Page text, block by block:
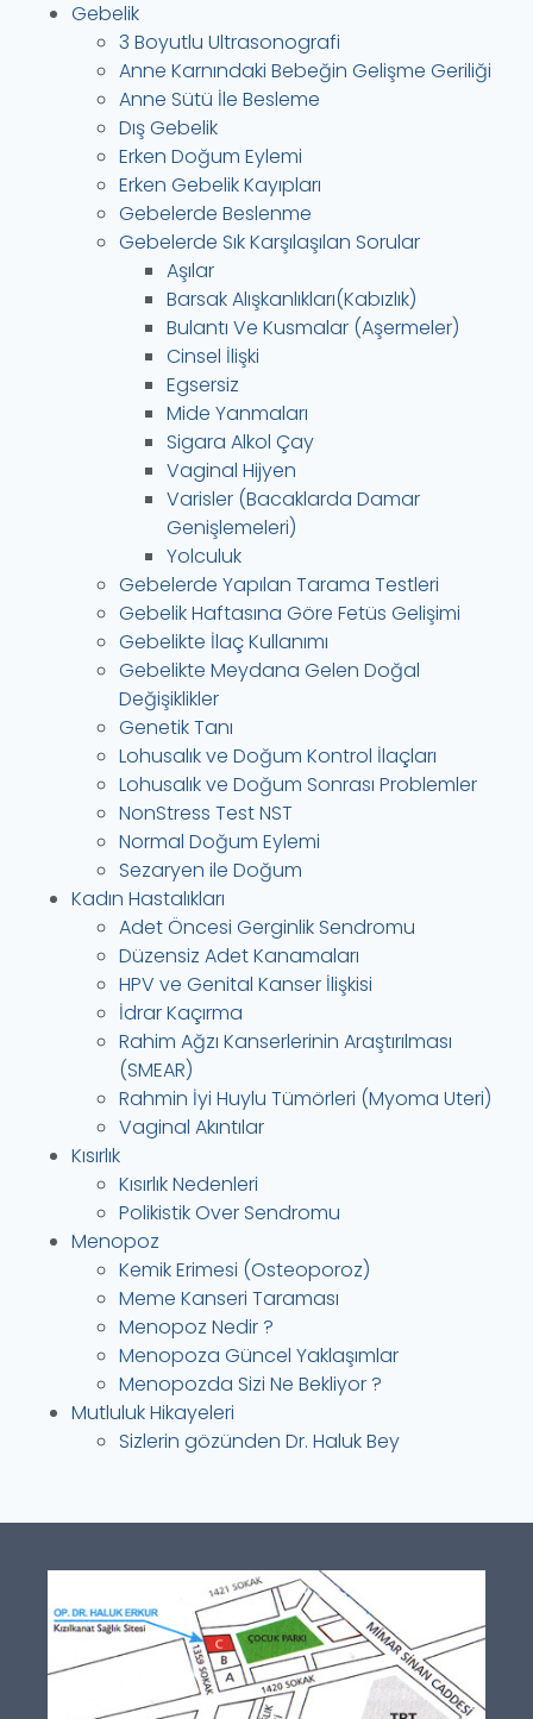
Gebelik
3 Boyutlu Ultrasonografi
Anne Karnındaki Bebeğin Gelişme Geriliği
Anne Sütü İle Besleme
Dış Gebelik
Erken Doğum Eylemi
Erken Gebelik Kayıpları
Gebelerde Beslenme
Gebelerde Sık Karşılaşılan Sorular
Aşılar
Barsak Alışkanlıkları(Kabızlık)
Bulantı Ve Kusmalar (Aşermeler)
Cinsel İlişki
Egsersiz
Mide Yanmaları
Sigara Alkol Çay
Vaginal Hijyen
Varisler (Bacaklarda Damar
Genişlemeleri)
Yolculuk
Gebelerde Yapılan Tarama Testleri
Gebelik Haftasına Göre Fetüs Gelişimi
Gebelikte İlaç Kullanımı
Gebelikte Meydana Gelen Doğal
Değişiklikler
Genetik Tanı
Lohusalık ve Doğum Kontrol İlaçları
Lohusalık ve Doğum Sonrası Problemler
NonStress Test NST
Normal Doğum Eylemi
Sezaryen ile Doğum
Kadın Hastalıkları
Adet Öncesi Gerginlik Sendromu
Düzensiz Adet Kanamaları
HPV ve Genital Kanser İlişkisi
İdrar Kaçırma
Rahim Ağzı Kanserlerinin Araştırılması
(SMEAR)
Rahmin İyi Huylu Tümörleri (Myoma Uteri)
Vaginal Akıntılar
Kısırlık
Kısırlık Nedenleri
Polikistik Over Sendromu
Menopoz
Kemik Erimesi (Osteoporoz)
Meme Kanseri Taraması
Menopoz Nedir ?
Menopoza Güncel Yaklaşımlar
Menopozda Sizi Ne Bekliyor ?
Mutluluk Hikayeleri
Sizlerin gözünden Dr. Haluk Bey